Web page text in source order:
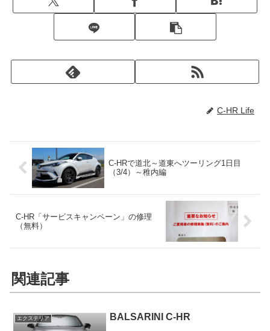
C-HR Life
C-HRで道北～道東へツーリング1日目
（3/4）～稚内編
C-HR「サービスキャンペーン」の修理
（無料）
関連記事
エクステリア BALSARINI C-HR